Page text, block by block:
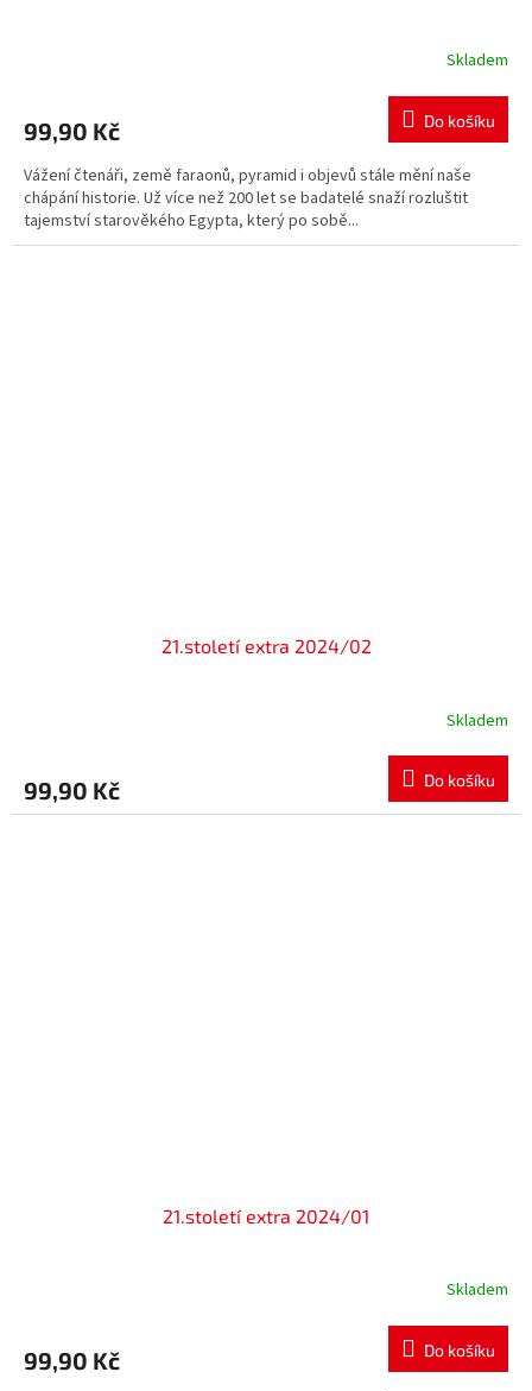
Skladem
99,90 Kč Do košíku
Vážení čtenáři, země faraonů, pyramid i objevů stále mění naše
chápání historie. Už více než 200 let se badatelé snaží rozluštit
tajemství starověkého Egypta, který po sobě...
21.století extra 2024/02
Skladem
99,90 Kč Do košíku
21.století extra 2024/01
Skladem
99,90 Kč Do košíku